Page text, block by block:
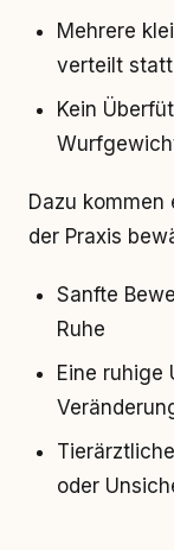
Mehrere
verteilt
Kein
Dazu kommen
der Praxis
Sanfte
Ruhe
Eine ruhige
oder